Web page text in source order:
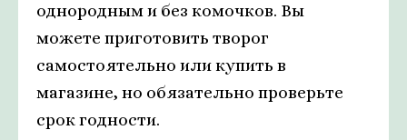
однородным и без комочков. Вы
можете приготовить творог
самостоятельно или купить в
магазине, но обязательно проверьте
срок годности.